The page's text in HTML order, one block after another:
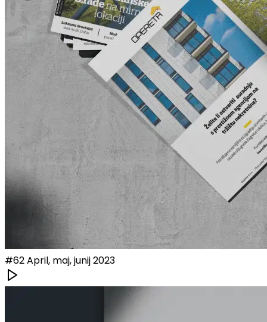
#62April, maj, junij 2023